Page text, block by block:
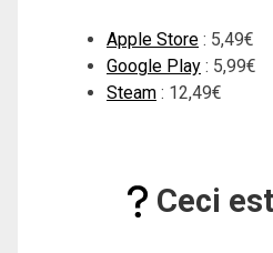
Apple Store : 5,49€
Google Play : 5,99€
Steam : 12,49€
Ceci